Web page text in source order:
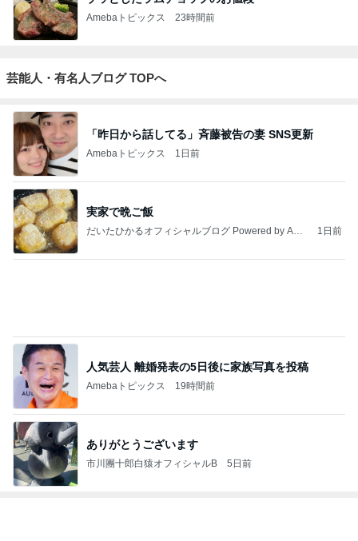
Amebaトピックス 23時間前
芸能人・有名人ブログ TOPへ
「昨日から話してる」斉藤被告の妻 SNS更新
Amebaトピックス 1日前
実家で晩ご飯
だいたひかるオフィシャルブログ Powered by Ame
ba
1日前
人気芸人 離婚発表の5日後に家族写真を投稿
Amebaトピックス 19時間前
ありがとうございます
市川團十郎白猿オフィシャルB 5日前